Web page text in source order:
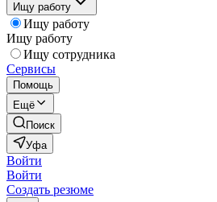
Ищу работу
Ищу работу
Ищу работу
Ищу сотрудника
Сервисы
Помощь
Ещё
Поиск
Уфа
Войти
Войти
Создать резюме